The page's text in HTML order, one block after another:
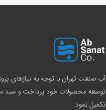
آب صنعت تهران با توجه به نیازهای
توسعه محصولات خود پرداخت و سبد
تکمیل نمود.